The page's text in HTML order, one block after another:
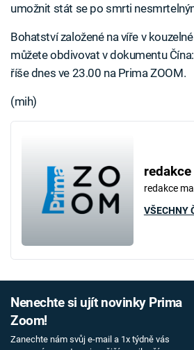
umožnit stát se po smrti
Bohatství založené na víře v
můžete obdivovat v dokumentu
říše dnes ve 23.00 na Prima ZOOM.
(mih)
redakce
VŠECHNY
Nenechte si ujít novinky Prima
Zoom!
Zanechte nám svůj e-mail a 1x týdně vás